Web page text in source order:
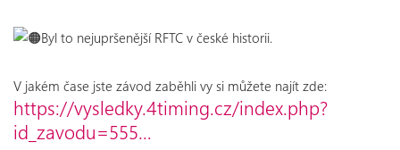
Byl to nejupršenější RFTC v české historii.
V jakém čase jste závod zaběhli vy si můžete najít zde:
https://vysledky.4timing.cz/index.php?
id_zavodu=555…